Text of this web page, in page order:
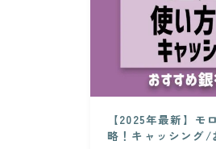
【2025年最新】モ
略！キャッシング/